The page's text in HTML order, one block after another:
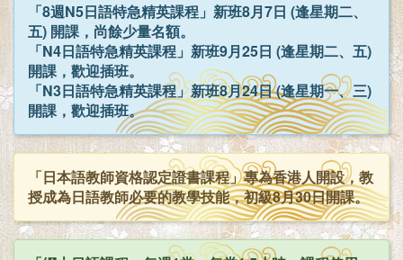
「8週N5日語特急精英課程」新班8月7日 (逢星期二、
五) 開課，尚餘少量名額。
「N4日語特急精英課程」新班9月25日 (逢星期二、五)
開課，歡迎插班。
「N3日語特急精英課程」新班8月24日 (逢星期一、三)
開課，歡迎插班。
「日本語教師資格認定證書課程」專為香港人開設，教
授成為日語教師必要的教學技能，初級8月30日開課。